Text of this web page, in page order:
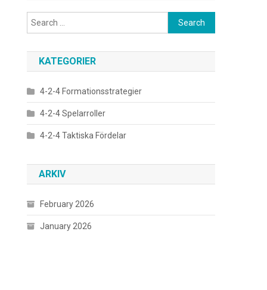
Search
for:
KATEGORIER
4-2-4 Formationsstrategier
4-2-4 Spelarroller
4-2-4 Taktiska Fördelar
ARKIV
February 2026
January 2026